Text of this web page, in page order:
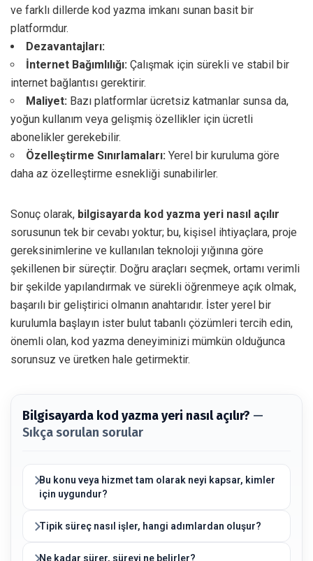
ve farklı dillerde kod yazma imkanı sunan basit bir
platformdur.
Dezavantajları:
İnternet Bağımlılığı: Çalışmak için sürekli ve stabil bir
internet bağlantısı gerektirir.
Maliyet: Bazı platformlar ücretsiz katmanlar sunsa da,
yoğun kullanım veya gelişmiş özellikler için ücretli
abonelikler gerekebilir.
Özelleştirme Sınırlamaları: Yerel bir kuruluma göre
daha az özelleştirme esnekliği sunabilirler.
Sonuç olarak, bilgisayarda kod yazma yeri nasıl açılır
sorusunun tek bir cevabı yoktur; bu, kişisel ihtiyaçlara, proje
gereksinimlerine ve kullanılan teknoloji yığınına göre
şekillenen bir süreçtir. Doğru araçları seçmek, ortamı verimli
bir şekilde yapılandırmak ve sürekli öğrenmeye açık olmak,
başarılı bir geliştirici olmanın anahtarıdır. İster yerel bir
kurulumla başlayın ister bulut tabanlı çözümleri tercih edin,
önemli olan, kod yazma deneyiminizi mümkün olduğunca
sorunsuz ve üretken hale getirmektir.
Bilgisayarda kod yazma yeri nasıl açılır? —
Sıkça sorulan sorular
Bu konu veya hizmet tam olarak neyi kapsar, kimler
için uygundur?
Tipik süreç nasıl işler, hangi adımlardan oluşur?
Ne kadar sürer, süreyi ne belirler?